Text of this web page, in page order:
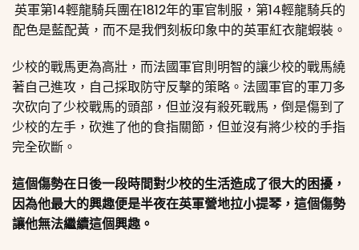
英軍第14輕龍騎兵團在1812年的軍官制服，第14輕龍騎兵的
配色是藍配黃，而不是我們刻板印象中的英軍紅衣龍蝦裝。
少校的戰馬更為高壯，而法國軍官則明智的讓少校的戰馬繞
著自己進攻，自己採取防守反擊的策略。法國軍官的軍刀多
次砍向了少校戰馬的頭部，但並沒有殺死戰馬，倒是傷到了
少校的左手，砍進了他的食指關節，但並沒有將少校的手指
完全砍斷。
這個傷勢在日後一段時間對少校的生活造成了很大的困擾，
因為他最大的興趣便是半夜在英軍營地拉小提琴，這個傷勢
讓他無法繼續這個興趣。